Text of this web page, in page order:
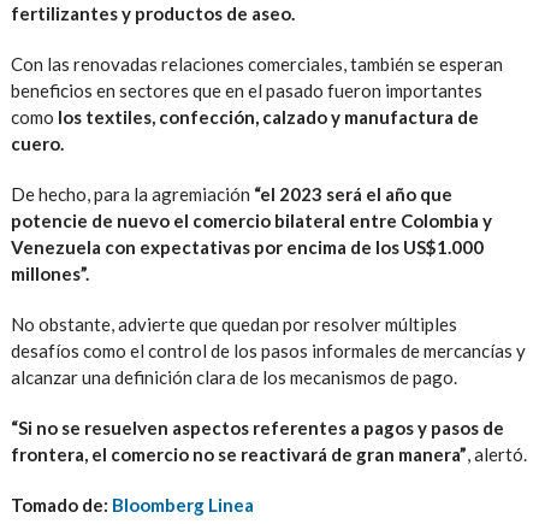
fertilizantes y productos de aseo.
Con las renovadas relaciones comerciales, también se esperan
beneficios en sectores que en el pasado fueron importantes
como los textiles, confección, calzado y manufactura de
cuero.
De hecho, para la agremiación “el 2023 será el año que
potencie de nuevo el comercio bilateral entre Colombia y
Venezuela con expectativas por encima de los US$1.000
millones”.
No obstante, advierte que quedan por resolver múltiples
desafíos como el control de los pasos informales de mercancías y
alcanzar una definición clara de los mecanismos de pago.
“Si no se resuelven aspectos referentes a pagos y pasos de
frontera, el comercio no se reactivará de gran manera”, alertó.
Tomado de: Bloomberg Linea